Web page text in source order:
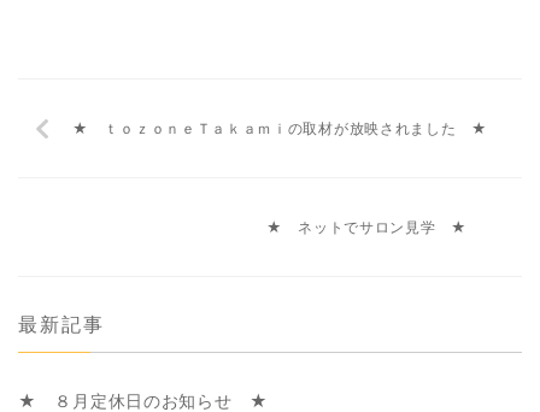
★ ｔｏｚｏｎｅＴａｋａｍｉの取材が放映されました ★
★ ネットでサロン見学 ★
最新記事
★ ８月定休日のお知らせ ★